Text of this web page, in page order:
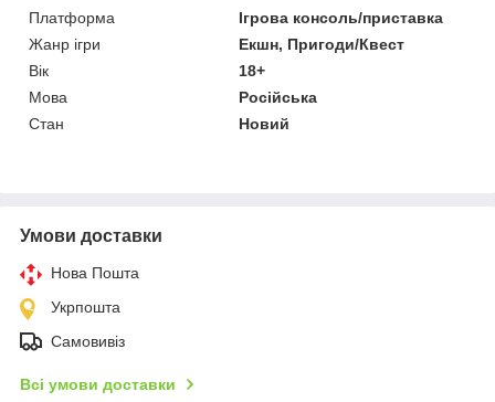
Платформа
Ігрова консоль/приставка
Жанр ігри
Екшн, Пригоди/Квест
Вік
18+
Мова
Російська
Стан
Новий
Умови доставки
Нова Пошта
Укрпошта
Самовивіз
Всі умови доставки